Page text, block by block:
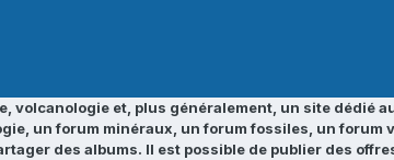
volcanologie et, plus généralement, un site dédié
un forum minéraux, un forum fossiles, un forum
des albums. Il est possible de publier des